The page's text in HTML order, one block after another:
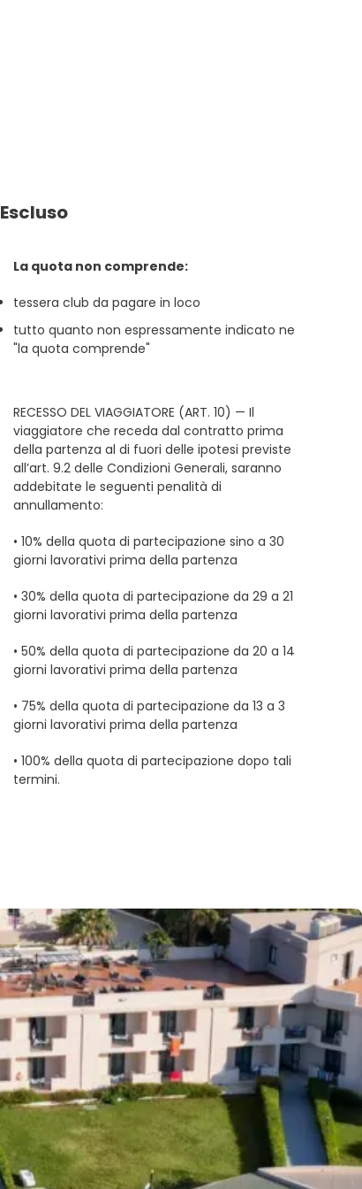
Escluso
La quota non comprende:
tessera club da pagare in loco
tutto quanto non espressamente indicato ne
"la quota comprende"
RECESSO DEL VIAGGIATORE (ART. 10) — Il
viaggiatore che receda dal contratto prima
della partenza al di fuori delle ipotesi previste
all’art. 9.2 delle Condizioni Generali, saranno
addebitate le seguenti penalità di
annullamento:
• 10% della quota di partecipazione sino a 30
giorni lavorativi prima della partenza
• 30% della quota di partecipazione da 29 a 21
giorni lavorativi prima della partenza
• 50% della quota di partecipazione da 20 a 14
giorni lavorativi prima della partenza
• 75% della quota di partecipazione da 13 a 3
giorni lavorativi prima della partenza
• 100% della quota di partecipazione dopo tali
termini.